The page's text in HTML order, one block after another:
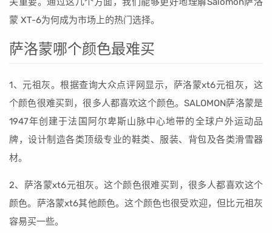
蒙 XT-6为何成为市场上的热门选择。
萨洛蒙哪个颜色最难买
1、元祖灰。根据查询大众点评网显示，萨洛蒙xt6元祖灰，这
个颜色很难买到，很多人都喜欢这个颜色。SALOMON萨洛蒙是
1947年创建于法国阿尔卑斯山脉中心地带的全球户外运动品
牌，设计制造各类顶级专业的鞋类、服装、背包及各类滑雪器
材。
2、萨洛蒙xt6元祖灰。这个颜色很难买到，很多人都喜欢这个
颜色。萨洛蒙xt6其他颜色。这个颜色也很受欢迎，但比元祖灰
容易买一些。